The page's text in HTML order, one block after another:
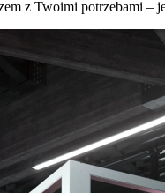
z Twoimi potrzebami –